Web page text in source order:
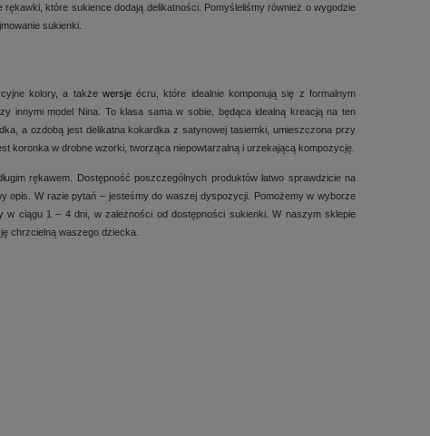
które sukience dodają delikatności. Pomyśleliśmy również o wygodzie
sukienki.
kolory, a także wersjeécru, które idealnie komponują się z formalnym
innymi model Nina. To klasa sama w sobie, będąca idealną kreacją na ten
a ozdobą jest delikatna kokardka z satynowej tasiemki, umieszczona przy
koronka w drobne wzorki, tworząca niepowtarzalną i urzekającą kompozycję.
rękawem. Dostępność poszczególnych produktów łatwo sprawdzicie na
opis. W razie pytań – jesteśmy do waszej dyspozycji. Pomożemy w wyborze
w ciągu 1 – 4 dni, w zależności od dostępności sukienki. W naszym sklepie
chrzcielną waszego dziecka.